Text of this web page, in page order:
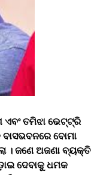
ତମିଝା ଭେଟ୍ଟ୍ରି
ବୋମା
। ଜଣେ ଅଜଣା ବ୍ୟକ୍ତି
ଦେବାକୁ ଧମକ